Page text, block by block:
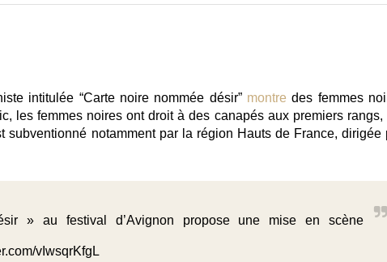
intitulée “Carte noire nommée désir” montre des femmes
les femmes noires ont droit à des canapés aux premiers rangs,
subventionné notamment par la région Hauts de France, dirigée
» au festival d’Avignon propose une mise en scène
vIwsqrKfgL